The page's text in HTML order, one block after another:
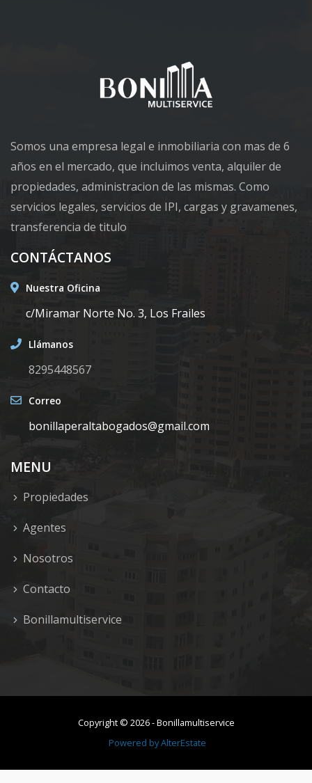
Somos una empresa legal e inmobiliaria con mas de 6
años en el mercado, que incluimos venta, alquiler de
propiedades, administracion de las mismas. Como
servicios legales, servicios de IPI, cargas y gravamenes,
transferencia de titulo
CONTÁCTANOS
Nuestra Oficina
c/Miramar Norte No. 3, Los Frailes
Llámanos
8295448567
Correo
bonillaperaltabogados@gmail.com
MENU
Propiedades
Agentes
Nosotros
Contacto
Bonillamultiservice
Copyright © 2026-Bonillamultiservice
Powered byAlterEstate